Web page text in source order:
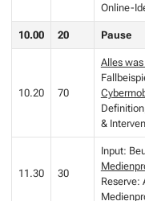
Online-
10.00 20 Pause
10.20 70
Alles
&
11.30 30
Input:
Reserve: